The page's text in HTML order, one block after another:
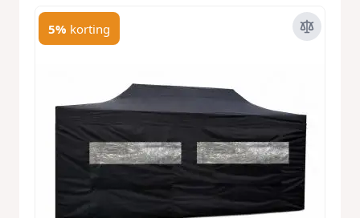
5% korting